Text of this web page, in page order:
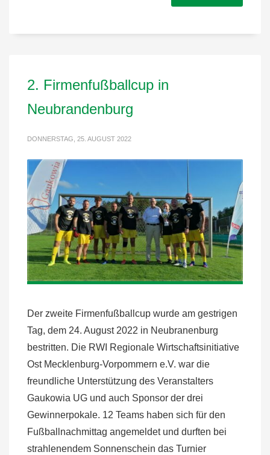
2. Firmenfußballcup in
Neubrandenburg
DONNERSTAG, 25. AUGUST 2022
Der zweite Firmenfußballcup wurde am gestrigen
Tag, dem 24. August 2022 in Neubranenburg
bestritten. Die RWI Regionale Wirtschaftsinitiative
Ost Mecklenburg-Vorpommern e.V. war die
freundliche Unterstützung des Veranstalters
Gaukowia UG und auch Sponsor der drei
Gewinnerpokale. 12 Teams haben sich für den
Fußballnachmittag angemeldet und durften bei
strahlenendem Sonnenschein das Turnier